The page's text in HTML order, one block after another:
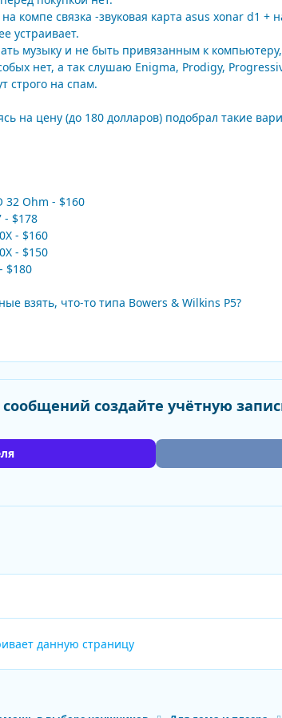
компе связка -звуковая карта asus xonar d1 +
устраивает.
музыку и не быть привязанным к
нет, а так слушаю Enigma, Prodigy,
строго на спам.
на цену (до 180 долларов) подобрал такие
32 Ohm - $160
- $178
- $160
- $150
$180
взять, что-то типа Bowers & Wilkins P5?
создайте учётную
данную страницу